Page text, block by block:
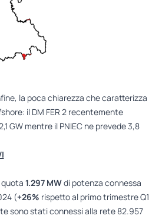
la poca chiarezza che caratterizza
il DM FER 2 recentemente
GW mentre il PNIEC ne prevede 3,8
1.297 MWdi potenza connessa
(+26% rispetto al primo trimestre Q1
sono stati connessi alla rete 82.957